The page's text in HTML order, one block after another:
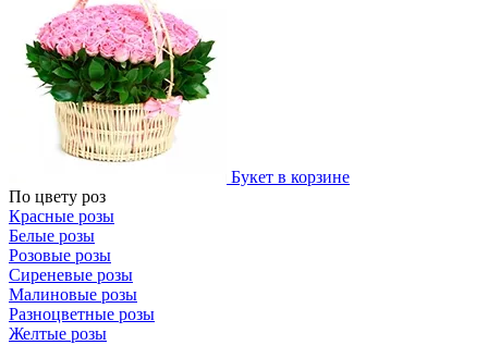
Букет в корзине
По цвету роз
Красные розы
Белые розы
Розовые розы
Сиреневые розы
Малиновые розы
Разноцветные розы
Желтые розы